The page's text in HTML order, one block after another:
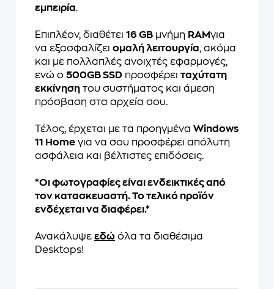
εμπειρία.
Επιπλέον, διαθέτει 16 GB μνήμη RAMγια
να εξασφαλίζει ομαλή λειτουργία, ακόμα
και με πολλαπλές ανοιχτές εφαρμογές,
ενώ ο 500GB SSD προσφέρει ταχύτατη
εκκίνηση του συστήματος και άμεση
πρόσβαση στα αρχεία σου.
Τέλος, έρχεται με τα προηγμένα Windows
11 Home για να σου προσφέρει απόλυτη
ασφάλεια και βέλτιστες επιδόσεις.
*Οι φωτογραφίες είναι ενδεικτικές από
τον κατασκευαστή. Το τελικό προϊόν
ενδέχεται να διαφέρει.*
Ανακάλυψε εδώ όλα τα διαθέσιμα
Desktops!